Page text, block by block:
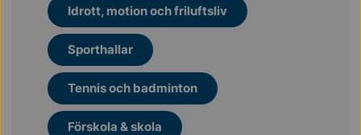
Idrott, motion och friluftsliv
Sporthallar
Tennis och badminton
Förskola & skola